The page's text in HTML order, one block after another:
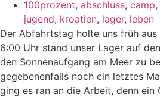
100prozent, abschluss, camp,
jugend, kroatien, lager, leben
Der Abfahrtstag holte uns früh aus
6:00 Uhr stand unser Lager auf
den Sonnenaufgang am Meer zu
gegebenenfalls noch ein letztes
ging es ran an die Arbeit, denn ein